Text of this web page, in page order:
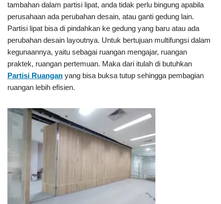
tambahan dalam partisi lipat, anda tidak perlu bingung apabila
perusahaan ada perubahan desain, atau ganti gedung lain.
Partisi lipat bisa di pindahkan ke gedung yang baru atau ada
perubahan desain layoutnya. Untuk bertujuan multifungsi dalam
kegunaannya, yaitu sebagai ruangan mengajar, ruangan
praktek, ruangan pertemuan. Maka dari itulah di butuhkan
Partisi Ruangan yang bisa buksa tutup sehingga pembagian
ruangan lebih efisien.